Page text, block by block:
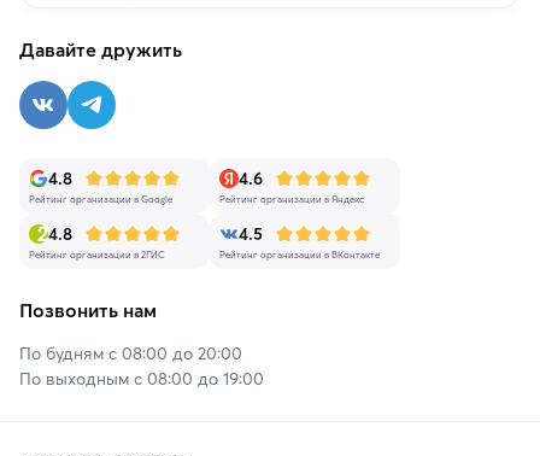
Давайте дружить
4.8
Рейтинг организации в Google
4.6
Рейтинг организации в Яндекс
4.8
Рейтинг организации в 2ГИС
4.5
Рейтинг организации в ВКонтакте
Позвонить нам
По будням с 08:00 до 20:00
По выходным с 08:00 до 19:00